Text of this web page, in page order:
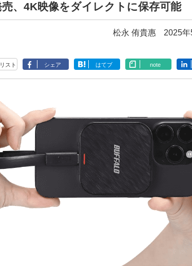
、4K映像をダイレクトに保存可能
松永 侑貴惠 2025
リスト シェア はてブ note